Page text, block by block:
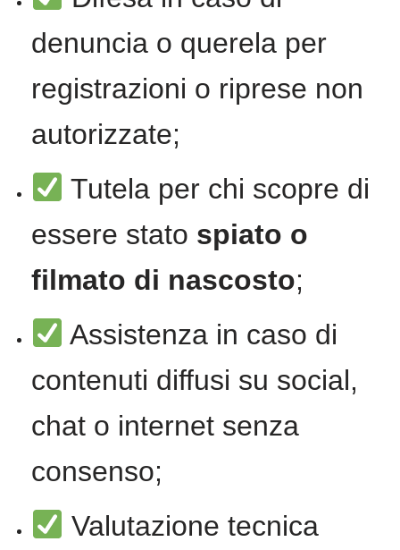
denuncia o querela per
registrazioni o riprese non
autorizzate;
Tutela per chi scopre di
essere stato spiato o
filmato di nascosto;
Assistenza in caso di
contenuti diffusi su social,
chat o internet senza
consenso;
Valutazione tecnica